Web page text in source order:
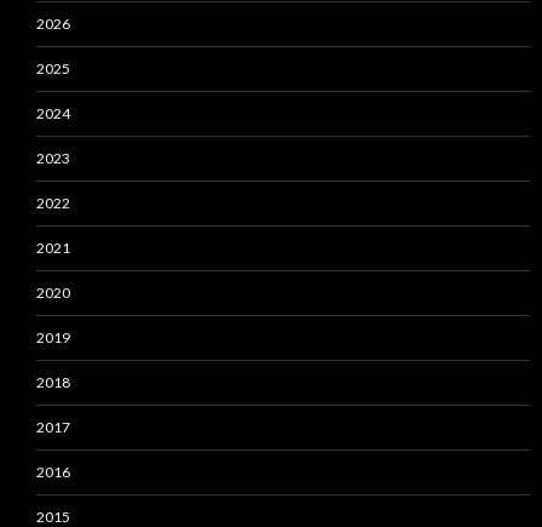
2026
2025
2024
2023
2022
2021
2020
2019
2018
2017
2016
2015